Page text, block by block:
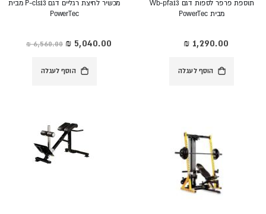
תוספת פרפר לספות דגם Wb-pfa13
מבית PowerTec
הוסף לעגלה
מכשיר לחיצת רגליים דגם P-cls13 מבית
PowerTec
‏6,560.00 ₪ מחיר
מיוחד
הוסף לעגלה